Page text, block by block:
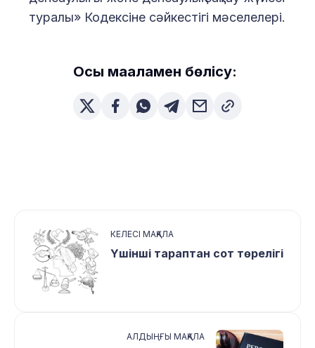
туралы» Кодексіне сәйкестігі мәселелері.
Осы мақаламен бөлісу:
КЕЛЕСІ МАҚАЛА
Үшінші тараптан сот төрелігі
АЛДЫҢҒЫ МАҚАЛА